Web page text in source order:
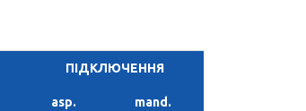
ПІДКЛЮЧЕННЯ
asp. mand.